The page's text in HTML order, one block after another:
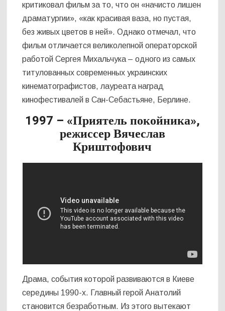
критиковал фильм за то, что он «начисто лишен
драматургии», «как красивая ваза, но пустая,
без живых цветов в ней». Однако отмечал, что
фильм отличается великолепной операторской
работой Сергея Михальчука – одного из самых
титулованных современных украинских
кинематографистов, лауреата наград
кинофестивалей в Сан-Себастьяне, Берлине.
1997 – «Приятель покойника»,
режиссер Вячеслав
Криштофович
Драма, события которой развиваются в Киеве
середины 1990-х. Главный герой Анатолий
становится безработным. Из этого вытекают